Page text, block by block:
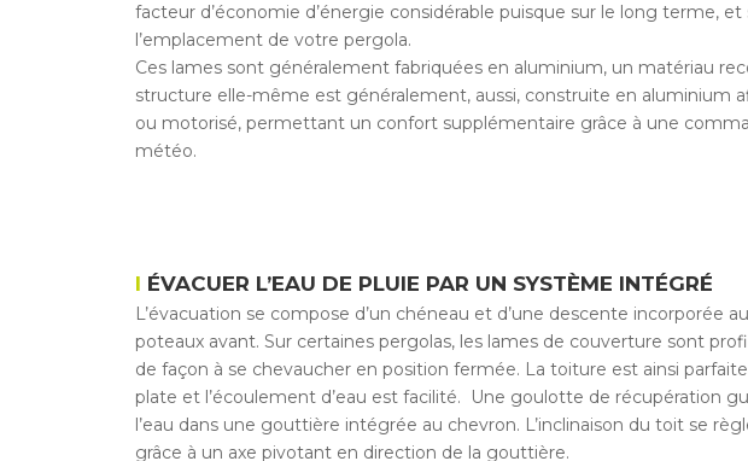
facteur d’économie d’énergie considérable puisque sur le long terme,
l’emplacement de votre pergola.
Ces lames sont généralement fabriquées en aluminium, un matériau
structure elle-même est généralement, aussi, construite en aluminium
ou motorisé, permettant un confort supplémentaire grâce à une
météo.
ÉVACUER L’EAU DE PLUIE PAR UN SYSTÈME INTÉGRÉ
L’évacuation se compose d’un chéneau et d’une descente incorporée
poteaux avant. Sur certaines pergolas, les lames de couverture sont
de façon à se chevaucher en position fermée. La toiture est ainsi
plate et l’écoulement d’eau est facilité. Une goulotte de récupération
l’eau dans une gouttière intégrée au chevron. L’inclinaison du toit se
grâce à un axe pivotant en direction de la gouttière.